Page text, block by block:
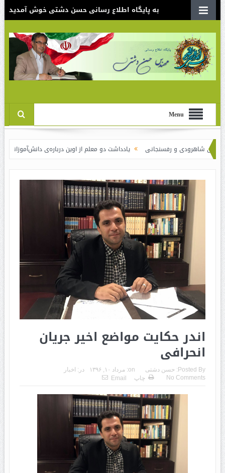
به پایگاه اطلاع رسانی حسن دشتی خوش آمدید
Menu
و رفسنجانی یادداشت دو معلم از اوین درباره‌ی دانش‌آموزانی که سوختند
اندر حکایت مواضع اخیر جریان
انحرافی
Posted By: حسن دشتی on: مرداد ۱۰, ۱۳۹۶ در: اخبار
No Comments
چاپ Email